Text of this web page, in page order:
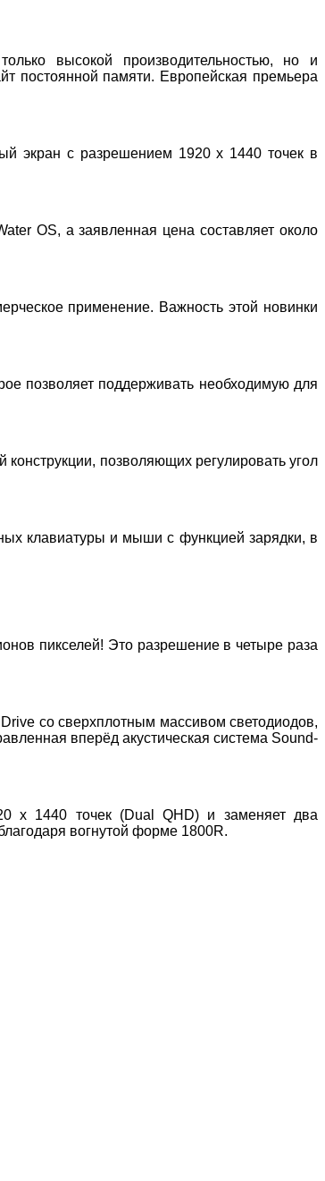
высокой производительностью, но и
постоянной памяти. Европейская премьера
экран с разрешением 1920 х 1440 точек в
OS, а заявленная цена составляет около
применение. Важность этой новинки
позволяет поддерживать необходимую для
позволяющих регулировать угол
клавиатуры и мыши с функцией зарядки, в
пикселей! Это разрешение в четыре раза
со сверхплотным массивом светодиодов,
вперёд акустическая система Sound-
х 1440 точек (Dual QHD) и заменяет два
вогнутой форме 1800R.